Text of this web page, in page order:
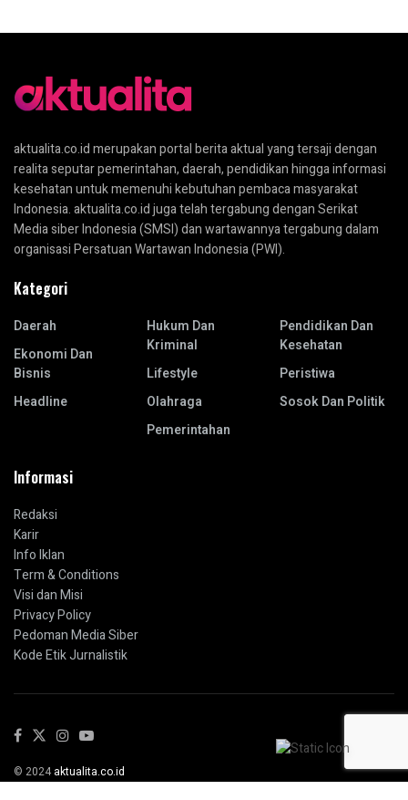
aktualita.co.id merupakan portal berita aktual yang tersaji dengan
realita seputar pemerintahan, daerah, pendidikan hingga informasi
kesehatan untuk memenuhi kebutuhan pembaca masyarakat
Indonesia. aktualita.co.id juga telah tergabung dengan Serikat
Media siber Indonesia (SMSI) dan wartawannya tergabung dalam
organisasi Persatuan Wartawan Indonesia (PWI).
Kategori
Daerah
Ekonomi Dan
Bisnis
Headline
Hukum Dan
Kriminal
Lifestyle
Olahraga
Pemerintahan
Pendidikan Dan
Kesehatan
Peristiwa
Sosok Dan Politik
Informasi
Redaksi
Karir
Info Iklan
Term & Conditions
Visi dan Misi
Privacy Policy
Pedoman Media Siber
Kode Etik Jurnalistik
© 2024 aktualita.co.id